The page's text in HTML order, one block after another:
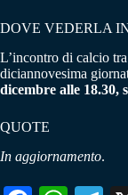
DOVE VEDERLA
L’incontro di calcio tra
diciannovesima
dicembre alle 18.30,
QUOTE
In aggiornamento.